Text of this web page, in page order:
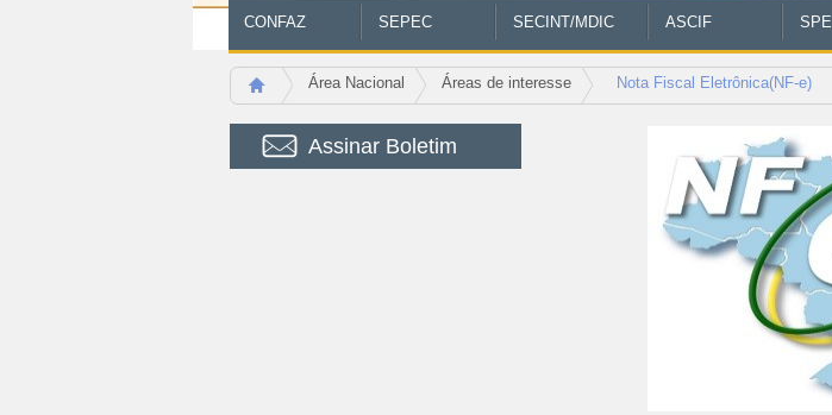
CONFAZ SEPEC SECINT/MDIC ASCIF SPE
Área Nacional Áreas de interesse Nota Fiscal Eletrônica(NF-e)
Assinar Boletim